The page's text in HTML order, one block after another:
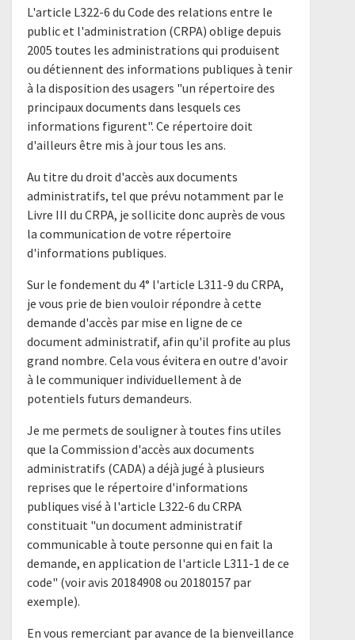
L'article L322-6 du Code des relations entre le
public et l'administration (CRPA) oblige depuis
2005 toutes les administrations qui produisent
ou détiennent des informations publiques à tenir
à la disposition des usagers "un répertoire des
principaux documents dans lesquels ces
informations figurent". Ce répertoire doit
d'ailleurs être mis à jour tous les ans.
Au titre du droit d'accès aux documents
administratifs, tel que prévu notamment par le
Livre III du CRPA, je sollicite donc auprès de vous
la communication de votre répertoire
d'informations publiques.
Sur le fondement du 4° l'article L311-9 du CRPA,
je vous prie de bien vouloir répondre à cette
demande d'accès par mise en ligne de ce
document administratif, afin qu'il profite au plus
grand nombre. Cela vous évitera en outre d'avoir
à le communiquer individuellement à de
potentiels futurs demandeurs.
Je me permets de souligner à toutes fins utiles
que la Commission d'accès aux documents
administratifs (CADA) a déjà jugé à plusieurs
reprises que le répertoire d'informations
publiques visé à l'article L322-6 du CRPA
constituait "un document administratif
communicable à toute personne qui en fait la
demande, en application de l'article L311-1 de ce
code" (voir avis 20184908 ou 20180157 par
exemple).
En vous remerciant par avance de la bienveillance